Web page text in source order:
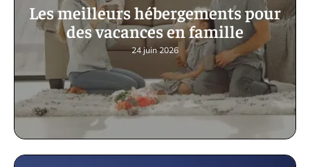
Les meilleurs hébergements pour
des vacances en famille
24 juin 2026